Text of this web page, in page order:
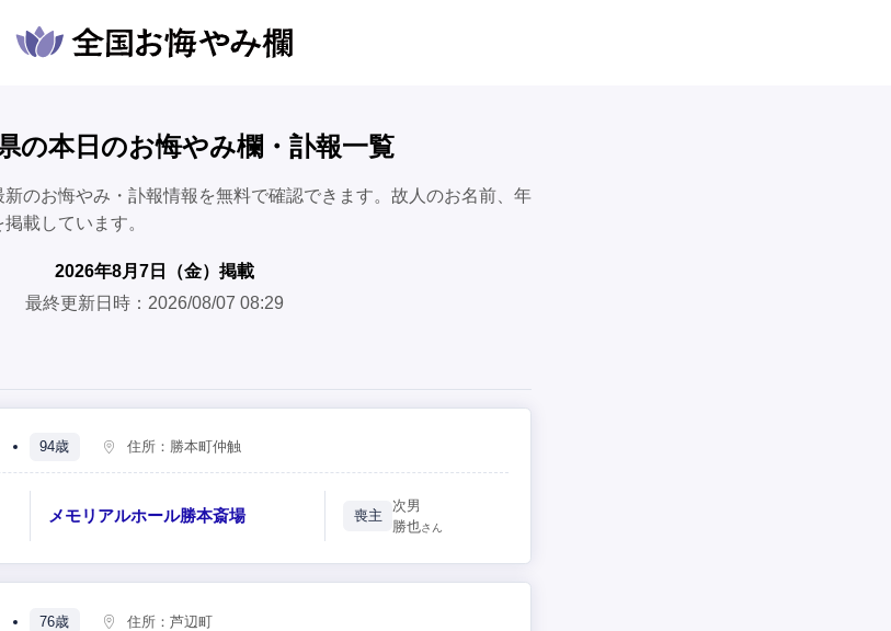
の本日のお悔やみ欄・訃報一覧
のお悔やみ・訃報情報を無料で確認できます。故人のお名前、年
載しています。
2026年8月7日（金）掲載
最終更新日時：2026/08/07 08:29
94歳 住所： 勝本町仲触
メモリアルホール勝本斎場 喪主
次男
勝也さん
76歳 住所：芦辺町